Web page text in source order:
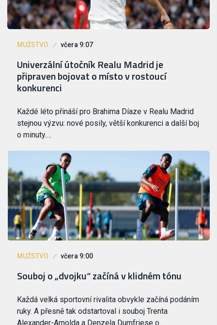
MUŽSTVO včera 9:07
Univerzální útočník Realu Madrid je
připraven bojovat o místo v rostoucí
konkurenci
Každé léto přináší pro Brahima Díaze v Realu Madrid
stejnou výzvu: nové posily, větší konkurenci a další boj
o minuty.…
MUŽSTVO včera 9:00
Souboj o „dvojku“ začíná v klidném tónu
Každá velká sportovní rivalita obvykle začíná podáním
ruky. A přesně tak odstartoval i souboj Trenta
Alexander-Arnolda a Denzela Dumfriese o…